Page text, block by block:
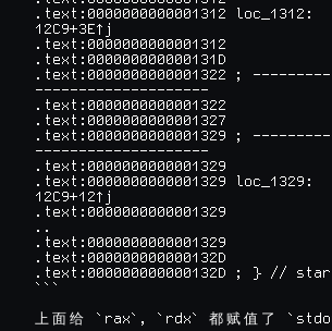
.text:0000000000001312
12C9+3E↑j
.text:0000000000001312
.text:000000000000131D
.text:0000000000001322 ;
--------------------
.text:0000000000001322
.text:0000000000001327
.text:0000000000001329 ;
--------------------
.text:0000000000001329
.text:0000000000001329
12C9+12↑j
.text:0000000000001329
..
.text:0000000000001329
.text:000000000000132D
.text:000000000000132D ; } //
```
上 面 给 `rax`, `rdx` 都 赋 值 了